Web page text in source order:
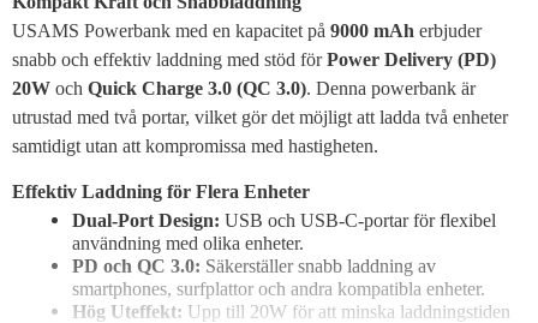
USAMS Powerbank med en kapacitet på 9000 mAh erbjuder
snabb och effektiv laddning med stöd förPower Delivery (PD)
20W och Quick Charge 3.0 (QC 3.0). Denna powerbank är
utrustad med två portar, vilket gör det möjligt att ladda två enheter
samtidigt utan att kompromissa med hastigheten.
Effektiv Laddning för Flera Enheter
Dual-Port Design: USB och USB-C-portar för flexibel
användning med olika enheter.
PD och QC 3.0: Säkerställer snabb laddning av
smartphones, surfplattor och andra kompatibla enheter.
Hög Uteffekt: Upp till 20W för att minska laddningstiden